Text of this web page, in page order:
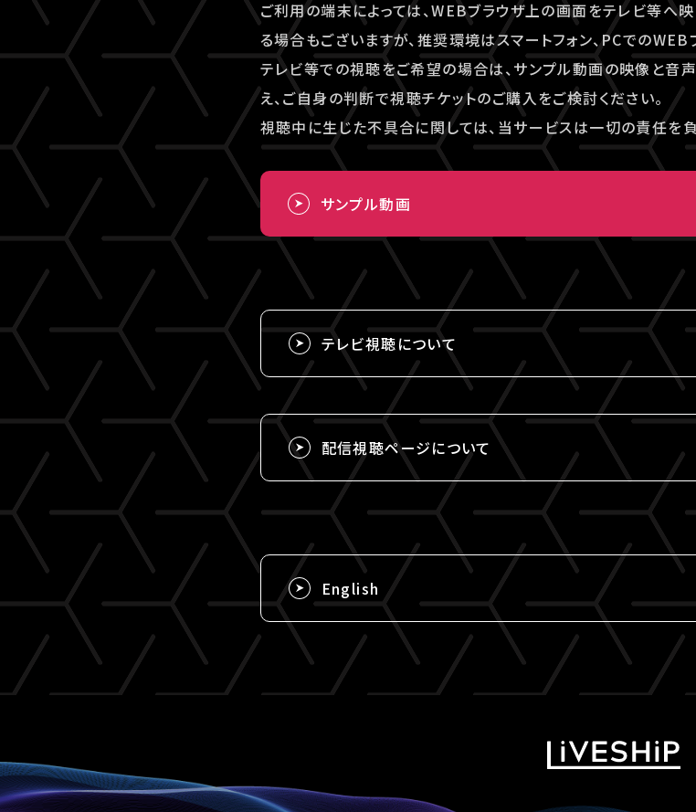
ご利用の端末によっては、WEBブラウザ上の画面をテレビ等へ映
る場合もございますが、推奨環境はスマートフォン、PCでのWEB
テレビ等での視聴をご希望の場合は、サンプル動画の映像と音
え、ご自身の判断で視聴チケットのご購入をご検討ください。
視聴中に生じた不具合に関しては、当サービスは一切の責任を負
サンプル動画
テレビ視聴について
配信視聴ページについて
English